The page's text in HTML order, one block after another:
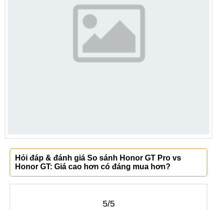
Hỏi đáp & đánh giá So sánh Honor GT Pro vs
Honor GT: Giá cao hơn có đáng mua hơn?
5/5